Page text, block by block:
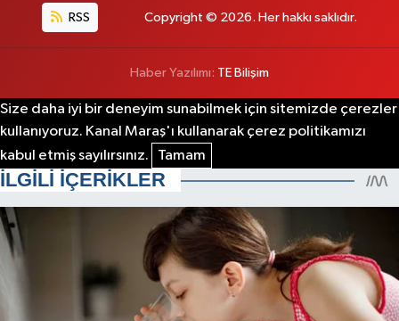
RSS Copyright © 2026. Her hakkı saklıdır.
Haber Yazılımı: TE Bilişim
Size daha iyi bir deneyim sunabilmek için sitemizde çerezler
kullanıyoruz. Kanal Maraş'ı kullanarak çerez politikamızı
kabul etmiş sayılırsınız.
Tamam